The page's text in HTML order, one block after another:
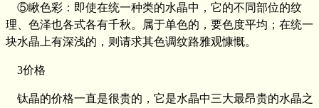
⑤瞅色彩：即使在统一种类的水晶中，它的不同部位的纹
理、色泽也各式各有千秋。属于单色的，要色度平均；在统一
块水晶上有深浅的，则请求其色调纹路雅观慷慨。
3价格
钛晶的价格一直是很贵的，它是水晶中三大最昂贵的水晶之